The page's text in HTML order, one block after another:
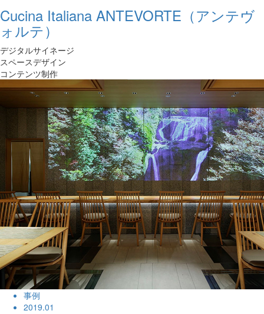
Cucina Italiana ANTEVORTE（アンテヴ
ォルテ）
デジタルサイネージ
スペースデザイン
コンテンツ制作
事例
2019.01